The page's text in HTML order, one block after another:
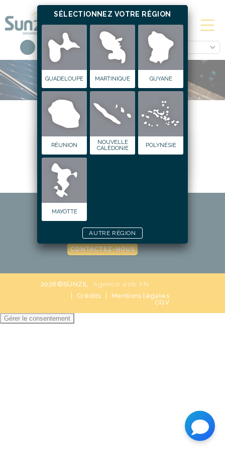
SÉLECTIONNEZ VOTRE RÉGION
GUADELOUPE MARTINIQUE GUYANE
RÉUNION
NOUVELLE
CALÉDONIE
POLYNÉSIE
MAYOTTE
AUTRE RÉGION
Guadeloupe
CONTACTEZ-NOUS
Nature de ma demande
CONTACTEZ-NOUS
2026©SUNZIL
Agence web KN
Mentions légales
Crédits
CGV
Gérer le consentement